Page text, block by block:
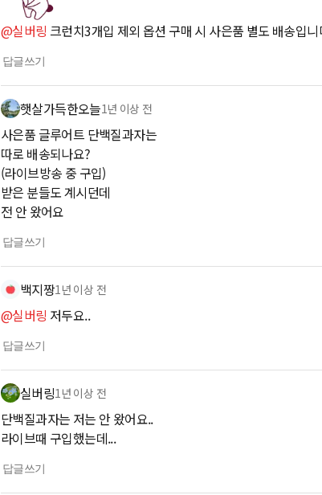
@실버링 크런치3개입 제외 옵션 구매 시 사은품 별도 배송입
답글쓰기
햇살가득한오늘1년 이상 전
사은품 글루어트 단백질과자는
따로 배송되나요?
(라이브방송 중 구입)
받은 분들도 계시던데
전 안 왔어요
답글쓰기
백지짱1년 이상 전
@실버링 저두요..
답글쓰기
실버링1년 이상 전
단백질과자는 저는 안 왔어요..
라이브때 구입했는데...
답글쓰기